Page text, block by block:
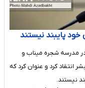
پایبند نیستند
مدرسه شجره میناب و
انتقاد کرد و عنوان کرد که
نیستند.